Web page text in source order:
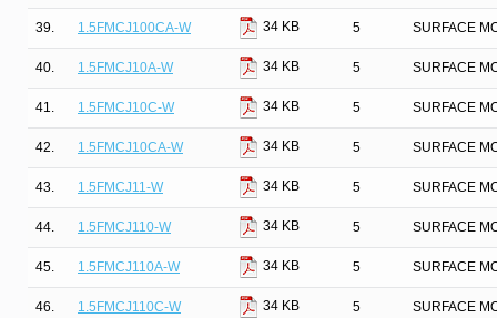
39. 1.5FMCJ100CA-W 34 KB 5 SURFACE
40. 1.5FMCJ10A-W 34 KB 5 SURFACE
41. 1.5FMCJ10C-W 34 KB 5 SURFACE
42. 1.5FMCJ10CA-W 34 KB 5 SURFACE
43. 1.5FMCJ11-W 34 KB 5 SURFACE
44. 1.5FMCJ110-W 34 KB 5 SURFACE
45. 1.5FMCJ110A-W 34 KB 5 SURFACE
46. 1.5FMCJ110C-W 34 KB 5 SURFACE